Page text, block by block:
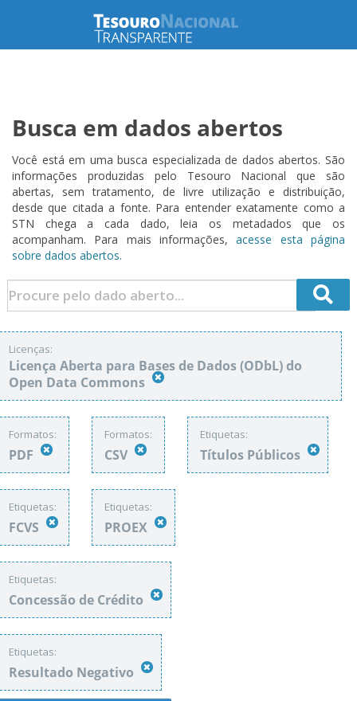
Busca em dados abertos
Você está em uma busca especializada de dados abertos. São
informações produzidas pelo Tesouro Nacional que são
abertas, sem tratamento, de livre utilização e distribuição,
desde que citada a fonte. Para entender exatamente como a
STN chega a cada dado, leia os metadados que os
acompanham. Para mais informações,acesse esta página
sobre dados abertos.
Licenças:
Licença Aberta para Bases de Dados (ODbL) do
Open Data Commons
Formatos:
PDF
Formatos:
CSV
Etiquetas:
Títulos Públicos
Etiquetas:
FCVS
Etiquetas:
PROEX
Etiquetas:
Concessão de Crédito
Etiquetas:
Resultado Negativo